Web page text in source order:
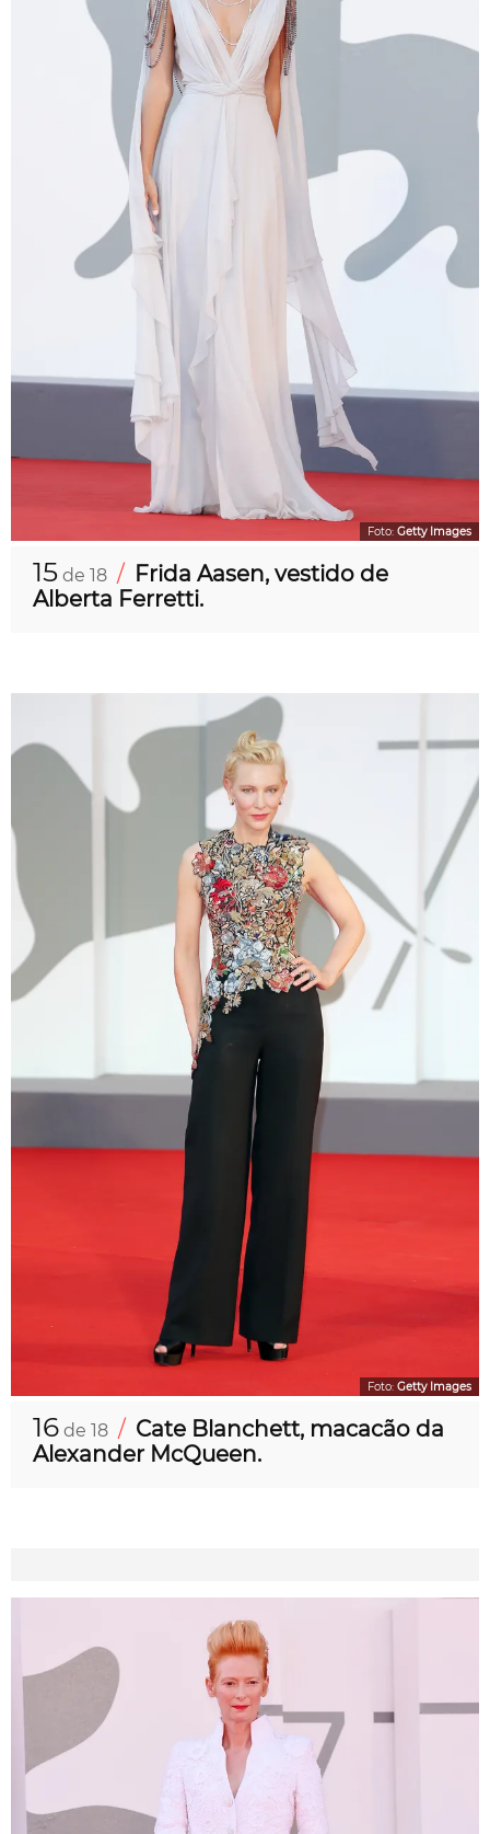
Foto: Getty Images
15 de 18 / Frida Aasen, vestido de
Alberta Ferretti.
Foto: Getty Images
16 de 18 / Cate Blanchett, macacão da
Alexander McQueen.